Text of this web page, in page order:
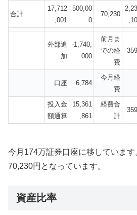
合計
17,712
,001
500,00
0
70,230
外部追
加
-1,740,
000
前月ま
での経
費
口座 6,784
今月経
費
投入金
額通算
15,361
,861
経費合
計
今月174万証券口座に移していま
70,230円となっています。
資産比率